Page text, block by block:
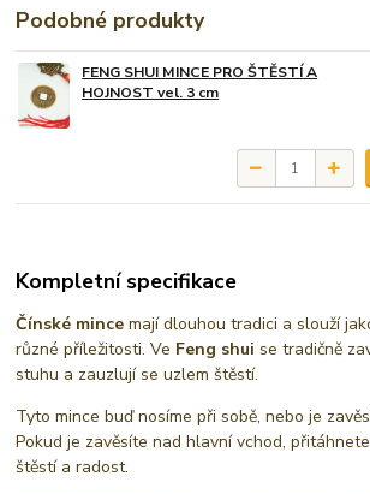
Podobné produkty
FENG SHUI MINCE PRO ŠTĚSTÍ A
HOJNOST vel. 3 cm
Kompletní specifikace
Čínské mince mají dlouhou tradici a slouží
různé příležitosti. Ve Feng shui se tradičně
stuhu a zauzlují se uzlem štěstí.
Tyto mince buď nosíme při sobě, nebo je
Pokud je zavěsíte nad hlavní vchod,
štěstí a radost.